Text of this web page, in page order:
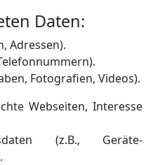
Daten:
Adressen).
Fotografien, Videos).
Webseiten, Interesse
(z.B., Geräte-